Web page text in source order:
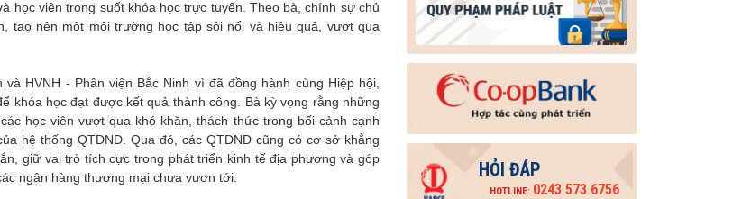
học viên trong suốt khóa học trực tuyến. Theo bà, chính sự chủ
tạo nên một môi trường học tập sôi nổi và hiệu quả, vượt qua
HVNH - Phân viện Bắc Ninh vì đã đồng hành cùng Hiệp hội,
khóa học đạt được kết quả thành công. Bà kỳ vọng rằng những
học viên vượt qua khó khăn, thách thức trong bối cảnh cạnh
hệ thống QTDND. Qua đó, các QTDND cũng có cơ sở khẳng
giữ vai trò tích cực trong phát triển kinh tế địa phương và góp
ngân hàng thương mại chưa vươn tới.
HỎI ĐÁP
HOTLINE: 0243 573 6756